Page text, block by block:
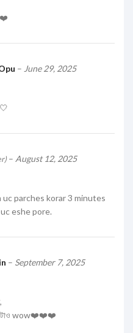
❤️
– June 29, 2025
– August 12, 2025
parches korar 3 minutes
eshe pore.
– September 7, 2025
টাও wow❤️❤️❤️